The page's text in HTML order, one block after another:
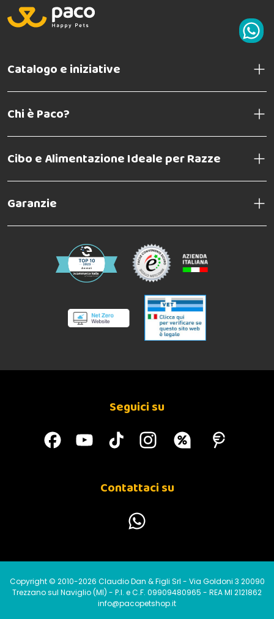
Catalogo e iniziative
Chi è Paco?
Cibo e Alimentazione Ideale per Razze
Garanzie
Seguici su
Contattaci su
Copyright © 2010-2026 Claudio Dan & Figli Srl - Via Goldoni 3 20090
Trezzano sul Naviglio (MI) - P.I. e C.F. 09909480965 - REA MI 2121862
info@pacopetshop.it